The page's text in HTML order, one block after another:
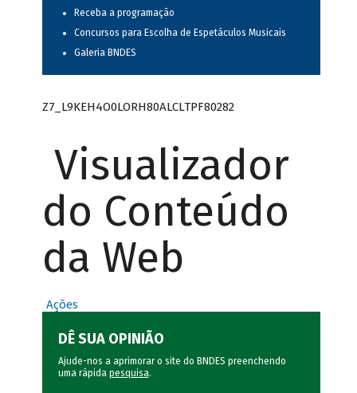
Receba a programação
Concursos para Escolha de Espetáculos Musicais
Galeria BNDES
Z7_L9KEH4O0LORH80ALCLTPF80282
Visualizador
do Conteúdo
da Web
Ações
DÊ SUA OPINIÃO
Ajude-nos a aprimorar o site do BNDES preenchendo
uma rápida pesquisa.